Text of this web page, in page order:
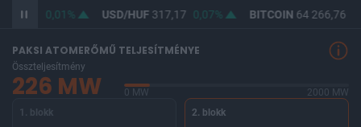
365,45 0,01% USD/HUF317,17 0,07% BITCOIN64 266,76
PAKSI ATOMERŐMŰ TELJESÍTMÉNYE
Összteljesítmény
226 MW 0 MW
2000 MW
1. blokk
2. blokk